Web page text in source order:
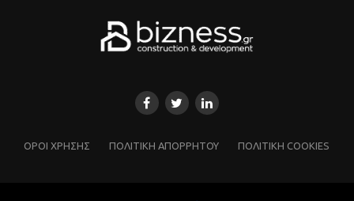
ΌΡΟΙ ΧΡΗΣΗΣ ΠΟΛΙΤΙΚΗ ΑΠΟΡΡΗΤΟΥ ΠΟΛΙΤΙΚΗ COOKIES